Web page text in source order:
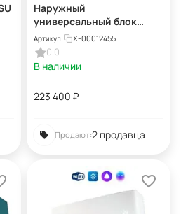
Наружный
универсальный блок
кондиционера Panasonic
U-60PZH2E5
Артикул: X-00012455
0.0
В наличии
223 400 ₽
Продают:2 продавца